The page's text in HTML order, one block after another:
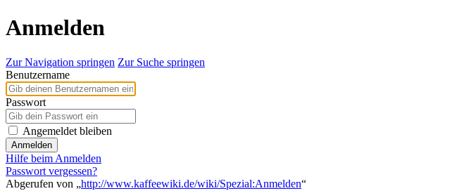
Anmelden
Zur Navigation springen Zur Suche springen
Benutzername
Passwort
Angemeldet bleiben
Anmelden
Hilfe beim Anmelden
Passwort vergessen?
Abgerufen von „http://www.kaffeewiki.de/wiki/Spezial:Anmelden“